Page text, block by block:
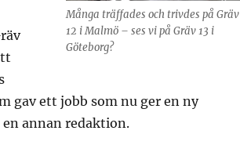
Många träffades och trivdes på Gräv
12 i Malmö – ses vi på Gräv 13 i
Göteborg?
gav ett jobb som nu ger en ny
annan redaktion.